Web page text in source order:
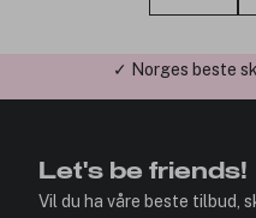
✓ Årets
Let's be friends!
Vil du ha våre beste tilbud,